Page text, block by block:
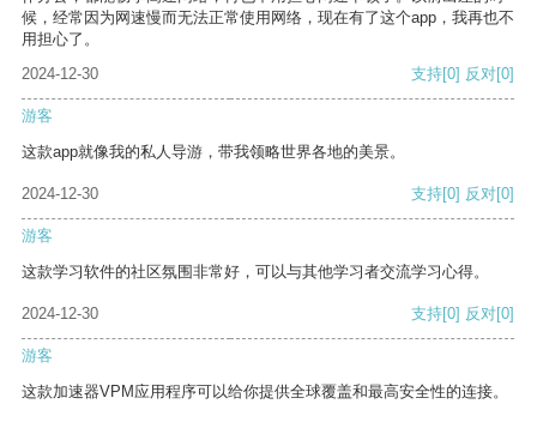
候，经常因为网速慢而无法正常使用网络，现在有了这个app，我再也不
用担心了。
2024-12-30
支持[0] 反对[0]
游客
这款app就像我的私人导游，带我领略世界各地的美景。
2024-12-30 支持[0] 反对[0]
游客
这款学习软件的社区氛围非常好，可以与其他学习者交流学习心得。
2024-12-30 支持[0] 反对[0]
游客
这款加速器VPM应用程序可以给你提供全球覆盖和最高安全性的连接。